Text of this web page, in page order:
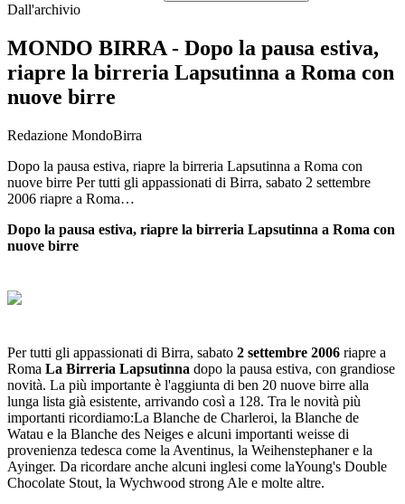
Dall'archivio
MONDO BIRRA - Dopo la pausa estiva,
riapre la birreria Lapsutinna a Roma con
nuove birre
Redazione MondoBirra
Dopo la pausa estiva, riapre la birreria Lapsutinna a Roma con
nuove birre Per tutti gli appassionati di Birra, sabato 2 settembre
2006 riapre a Roma…
Dopo la pausa estiva, riapre la birreria Lapsutinna a Roma con
nuove birre
Per tutti gli appassionati di Birra, sabato 2 settembre 2006 riapre a
Roma La Birreria Lapsutinna dopo la pausa estiva, con grandiose
novità. La più importante è l'aggiunta di ben 20 nuove birre alla
lunga lista già esistente, arrivando così a 128. Tra le novità più
importanti ricordiamo:La Blanche de Charleroi, la Blanche de
Watau e la Blanche des Neiges e alcuni importanti weisse di
provenienza tedesca come la Aventinus, la Weihenstephaner e la
Ayinger. Da ricordare anche alcuni inglesi come laYoung's Double
Chocolate Stout, la Wychwood strong Ale e molte altre.